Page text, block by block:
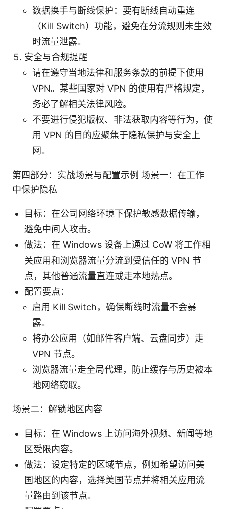
数据换手与断线保护：要有断线自动重连
（Kill Switch）功能，避免在分流规则未生效
时流量泄露。
安全与合规提醒
请在遵守当地法律和服务条款的前提下使用
VPN。某些国家对 VPN 的使用有严格规定，
务必了解相关法律风险。
不要进行侵犯版权、非法获取内容等行为，使
用 VPN 的目的应聚焦于隐私保护与安全上
网。
第四部分：实战场景与配置示例 场景一：在工作
中保护隐私
目标：在公司网络环境下保护敏感数据传输，
避免中间人攻击。
做法：在 Windows 设备上通过 CoW 将工作相
关应用和浏览器流量分流到受信任的 VPN 节
点，其他普通流量直连或走本地热点。
配置要点：
启用 Kill Switch，确保断线时流量不会暴
露。
将办公应用（如邮件客户端、云盘同步）走
VPN 节点。
浏览器流量走全局代理，防止缓存与历史被本
地网络窃取。
场景二：解锁地区内容
目标：在 Windows 上访问海外视频、新闻等地
区受限内容。
做法：设定特定的区域节点，例如希望访问美
国地区的内容，选择美国节点并将相关应用流
量路由到该节点。